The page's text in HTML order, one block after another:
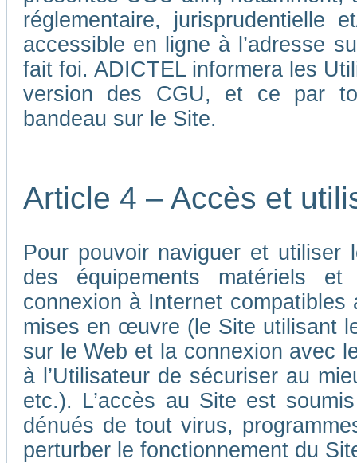
réglementaire, jurisprudentielle
accessible en ligne à l’adresse
fait foi. ADICTEL informera les
version des CGU, et ce par
bandeau sur le Site.
Article 4 – Accès et
Pour pouvoir naviguer et utiliser
des équipements matériels
connexion à Internet
mises en œuvre (le Site utilisant
sur le Web et la connexion avec
à l’Utilisateur de sécuriser au
etc.). L’accès au Site est
dénués de tout virus,
perturber le fonctionnement du